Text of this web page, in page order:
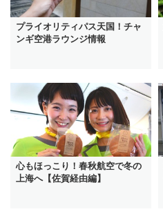
プライオリティパス天国！チャ
ンギ空港ラウンジ情報
心もほっこり！春秋航空で冬の
上海へ【佐賀経由編】